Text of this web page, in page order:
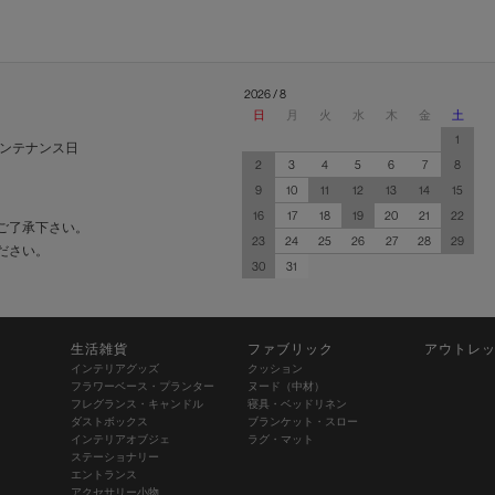
テナンス日
承下さい。
さい。
2026 / 8
日
月 火 水 木 金
土
1
2
3 4 5 6 7
8
9
10 11 12 13 14
15
16
17 18 19 20 21
22
23
24 25 26 27 28
29
30
31
生活雑貨
インテリアグッズ
フラワーベース・プランター
フレグランス・キャンドル
ダストボックス
インテリアオブジェ
ステーショナリー
エントランス
ファブリック
クッション
ヌード（中材）
寝具・ベッドリネン
ブランケット・スロー
ラグ・マット
アウトレ